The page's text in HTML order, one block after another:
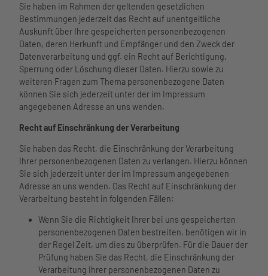
Sie haben im Rahmen der geltenden gesetzlichen
Bestimmungen jederzeit das Recht auf unentgeltliche
Auskunft über Ihre gespeicherten personenbezogenen
Daten, deren Herkunft und Empfänger und den Zweck der
Datenverarbeitung und ggf. ein Recht auf Berichtigung,
Sperrung oder Löschung dieser Daten. Hierzu sowie zu
weiteren Fragen zum Thema personenbezogene Daten
können Sie sich jederzeit unter der im Impressum
angegebenen Adresse an uns wenden.
Recht auf Einschränkung der Verarbeitung
Sie haben das Recht, die Einschränkung der Verarbeitung
Ihrer personenbezogenen Daten zu verlangen. Hierzu können
Sie sich jederzeit unter der im Impressum angegebenen
Adresse an uns wenden. Das Recht auf Einschränkung der
Verarbeitung besteht in folgenden Fällen:
Wenn Sie die Richtigkeit Ihrer bei uns gespeicherten
personenbezogenen Daten bestreiten, benötigen wir in
der Regel Zeit, um dies zu überprüfen. Für die Dauer der
Prüfung haben Sie das Recht, die Einschränkung der
Verarbeitung Ihrer personenbezogenen Daten zu